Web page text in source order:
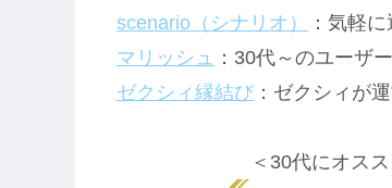
scenario（シナリオ）
：気軽
マリッシュ
：30代～のユーザ
ゼクシィ縁結び ：ゼクシィが
＜30代にオス